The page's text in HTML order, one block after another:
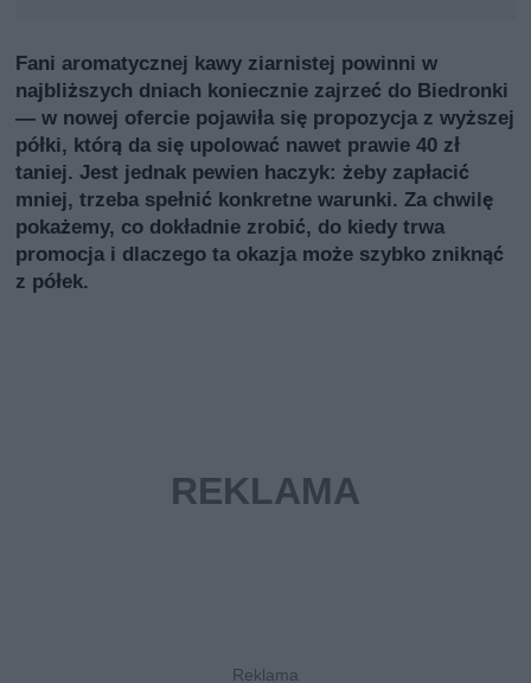
Fani aromatycznej kawy ziarnistej powinni w
najbliższych dniach koniecznie zajrzeć do Biedronki
— w nowej ofercie pojawiła się propozycja z wyższej
półki, którą da się upolować nawet prawie 40 zł
taniej. Jest jednak pewien haczyk: żeby zapłacić
mniej, trzeba spełnić konkretne warunki. Za chwilę
pokażemy, co dokładnie zrobić, do kiedy trwa
promocja i dlaczego ta okazja może szybko zniknąć
z półek.